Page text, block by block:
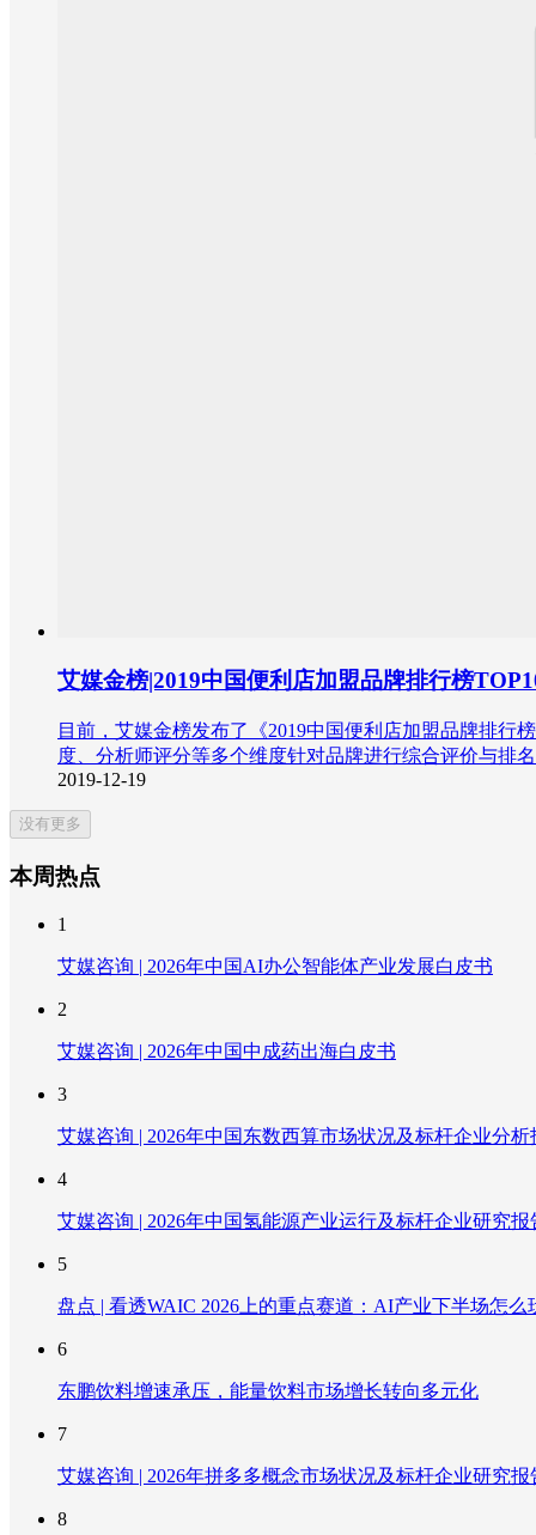
艾媒金榜|2019中国便利店加盟品牌排行榜
目前，艾媒金榜发布了《2019中国便利店加盟品牌排行
度、分析师评分等多个维度针对品牌进行综合评价与排
2019-12-19
没有更多
本周热点
1
艾媒咨询 | 2026年中国AI办公智能体产业发展白皮书
2
艾媒咨询 | 2026年中国中成药出海白皮书
3
艾媒咨询 | 2026年中国东数西算市场状况及标杆企业分析
4
艾媒咨询 | 2026年中国氢能源产业运行及标杆企业研究报
5
盘点 | 看透WAIC 2026上的重点赛道：AI产业下半场怎么
6
东鹏饮料增速承压，能量饮料市场增长转向多元化
7
艾媒咨询 | 2026年拼多多概念市场状况及标杆企业研究报
8